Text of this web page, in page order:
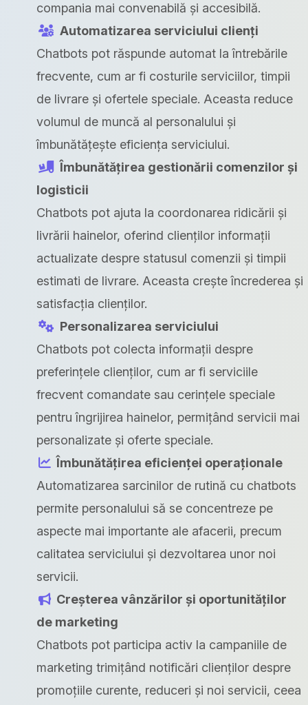
compania mai convenabilă și accesibilă.
Automatizarea serviciului clienți
Chatbots pot răspunde automat la întrebările
frecvente, cum ar fi costurile serviciilor, timpii
de livrare și ofertele speciale. Aceasta reduce
volumul de muncă al personalului și
îmbunătățește eficiența serviciului.
Îmbunătățirea gestionării comenzilor și
logisticii
Chatbots pot ajuta la coordonarea ridicării și
livrării hainelor, oferind clienților informații
actualizate despre statusul comenzii și timpii
estimati de livrare. Aceasta crește încrederea și
satisfacția clienților.
Personalizarea serviciului
Chatbots pot colecta informații despre
preferințele clienților, cum ar fi serviciile
frecvent comandate sau cerințele speciale
pentru îngrijirea hainelor, permițând servicii mai
personalizate și oferte speciale.
Îmbunătățirea eficienței operaționale
Automatizarea sarcinilor de rutină cu chatbots
permite personalului să se concentreze pe
aspecte mai importante ale afacerii, precum
calitatea serviciului și dezvoltarea unor noi
servicii.
Creșterea vânzărilor și oportunităților
de marketing
Chatbots pot participa activ la campaniile de
marketing trimițând notificări clienților despre
promoțiile curente, reduceri și noi servicii, ceea